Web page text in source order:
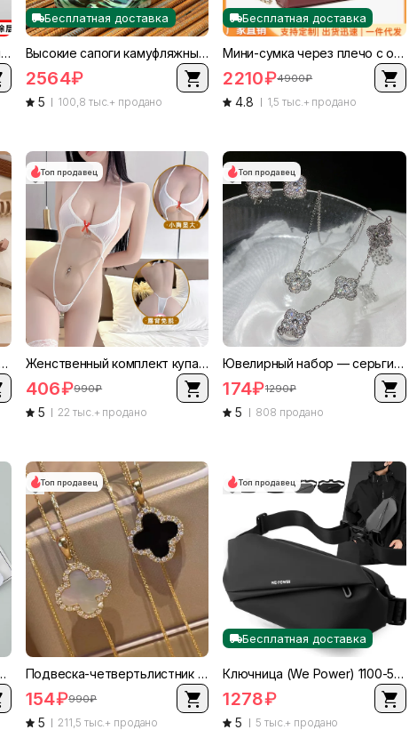
Шлифованная нержавеющая сталь: сковорода для жарки 316, двусторонняя соты против прилипанием, диаметр 26–30 см, опция крышки
Бесплатная доставка
Высокие сапоги камуфляжные из ПВХ, противоскользящие, износостойкие, кислотно‑щелочестойкие
5 100,8 тыс.+ продано
2564₽
Бесплатная доставка
Мини-сумка через плечо с одной лямкой, текстурированное тело, цепочная цепь, магнитная застежка, 22×11.5×7 см
4.8 1,5 тыс.+ продано
2210₽4900₽
заколка для волос, многоцветная, лёгкий вес 6,5 см
Топ продавец
Женственный комплект купальника с шелковистым эффектом ультратонкий, один размер, топик с вырезами-стринг, цвета Б/В/розовый/красный/голубой
5 22 тыс.+ продано
406₽990₽
Топ продавец
Ювелирный набор — серьги с четырёхлистником pavé, ожерелье и браслет, инкрустация в стиле драгоценного камня
5 808 продано
174₽1290₽
низкий вырез, разноцветные
Топ продавец
Подвеска-четвертьлистник с цепочкой золотистого оттенка, легкий 0.005 кг, вставка черного или белого цвета
5 211,5 тыс.+ продано
154₽990₽
Топ продавец
Бесплатная доставка
Ключница (We Power) 1100-55 — водонепроницаемая нейлоновая ткань, через плечо/талия, 37×2×17 см
5 5 тыс.+ продано
1278₽